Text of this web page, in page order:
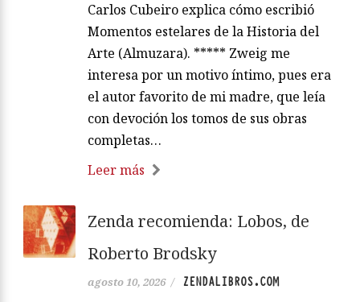
Carlos Cubeiro explica cómo escribió
Momentos estelares de la Historia del
Arte (Almuzara). ***** Zweig me
interesa por un motivo íntimo, pues era
el autor favorito de mi madre, que leía
con devoción los tomos de sus obras
completas…
Leer más
Zenda recomienda: Lobos, de
Roberto Brodsky
agosto 10, 2026 / ZENDALIBROS.COM